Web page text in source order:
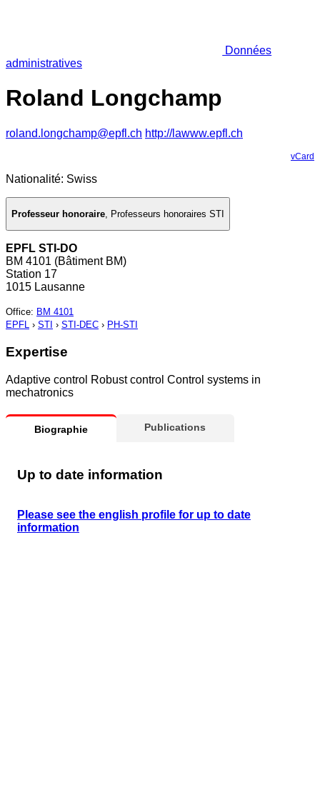
Données
administratives
Roland Longchamp
roland.longchamp@epfl.ch http://lawww.epfl.ch
vCard
Nationalité: Swiss
Professeur honoraire, Professeurs honoraires STI
EPFL STI-DO
BM 4101 (Bâtiment BM)
Station 17
1015 Lausanne
Office: BM 4101
EPFL › STI › STI-DEC › PH-STI
Expertise
Adaptive control Robust control Control systems in
mechatronics
Biographie Publications
Up to date information
Please see the english profile for up to date
information